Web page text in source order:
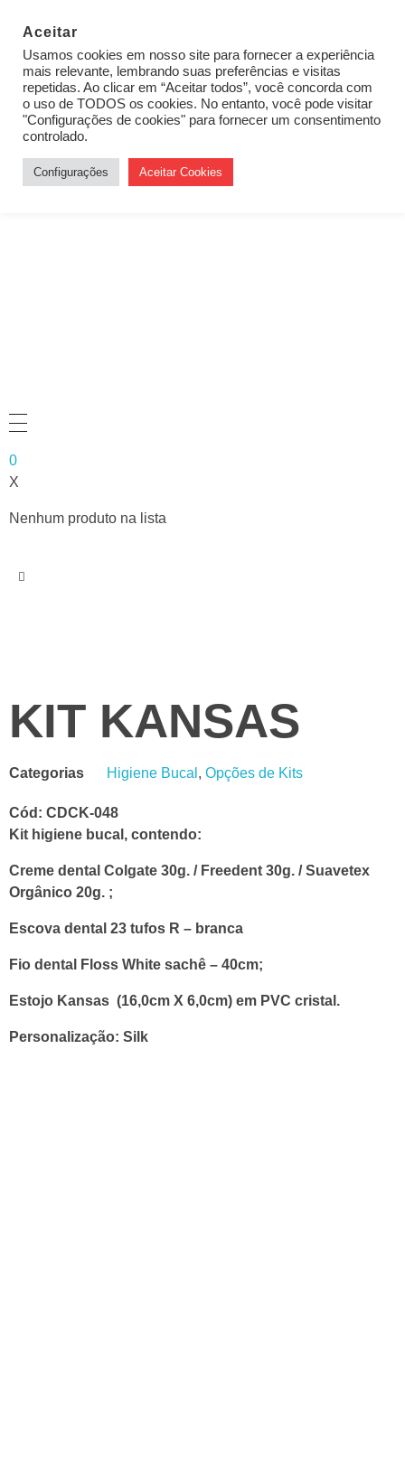
0
X
Nenhum produto na lista
KIT KANSAS
Categorias Higiene Bucal , Opções de Kits
Cód: CDCK-048
Kit higiene bucal, contendo:
Creme dental Colgate 30g. / Freedent 30g. / Suavetex
Orgânico 20g. ;
Escova dental 23 tufos R – branca
Fio dental Floss White sachê – 40cm;
Estojo Kansas (16,0cm X 6,0cm) em PVC cristal.
Personalização: Silk
Aceitar
Usamos cookies em nosso site para fornecer a experiência
mais relevante, lembrando suas preferências e visitas
repetidas. Ao clicar em “Aceitar todos”, você concorda com
o uso de TODOS os cookies. No entanto, você pode visitar
"Configurações de cookies" para fornecer um consentimento
controlado.
Configurações Aceitar Cookies